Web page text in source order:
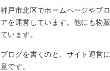
神戸市北区でホームページやブ
アを運営しています。他にも物
ています。
ブログを書くのと、サイト運営
意です。